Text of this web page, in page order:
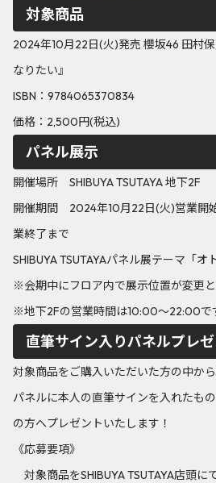
対象商品
2024年10月22日(火)発売 櫻坂46 田村
なりたい』
ISBN：9784065370834
価格：2,500円(税込)
パネル展示
開催場所 SHIBUYA TSUTAYA 地下2F
開催期間 2024年10月22日(火)営業開
業終了まで
SHIBUYA TSUTAYAパネル展テーマ「オ
※会期中にフロア内で展示位置が変更
※地下2Fの営業時間は10:00～22:00で
直筆サイン入りパネルプレ
対象商品をご購入いただいた方の中か
パネルに本人の直筆サインを入れたも
の方へプレゼントいたします！
《応募要項》
対象商品をSHIBUYA TSUTAYA店頭に